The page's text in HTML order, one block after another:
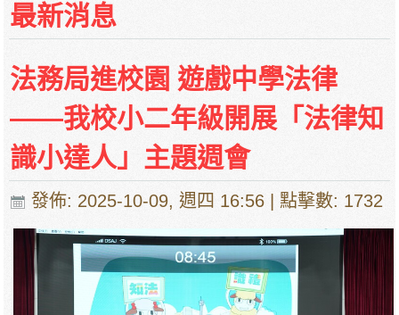
培華中學收費項目一覽表
停課通知
最新消息
法務局進校園 遊戲中學法律
——我校小二年級開展「法律知
識小達人」主題週會
發佈: 2025-10-09, 週四 16:56 | 點擊數: 1732